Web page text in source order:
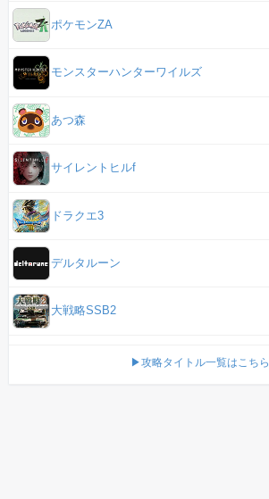
ポケモンZA
モンスターハンターワイルズ
あつ森
サイレントヒルf
ドラクエ3
デルタルーン
大戦略SSB2
▶攻略タイトル一覧はこちら